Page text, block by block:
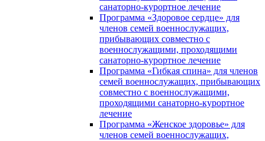
санаторно-курортное лечение
Программа «Здоровое сердце» для
членов семей военнослужащих,
прибывающих совместно с
военнослужащими, проходящими
санаторно-курортное лечение
Программа «Гибкая спина» для членов
семей военнослужащих, прибывающих
совместно с военнослужащими,
проходящими санаторно-курортное
лечение
Программа «Женское здоровье» для
членов семей военнослужащих,